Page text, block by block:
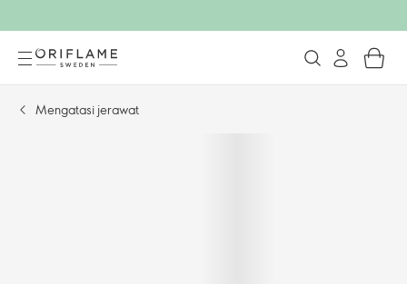
Mengatasi jerawat